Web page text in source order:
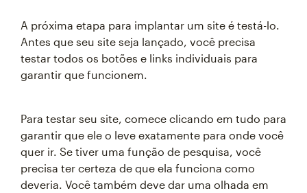
A próxima etapa para implantar um site é testá-lo.
Antes que seu site seja lançado, você precisa
testar todos os botões e links individuais para
garantir que funcionem.
Para testar seu site, comece clicando em tudo para
garantir que ele o leve exatamente para onde você
quer ir. Se tiver uma função de pesquisa, você
precisa ter certeza de que ela funciona como
deveria. Você também deve dar uma olhada em